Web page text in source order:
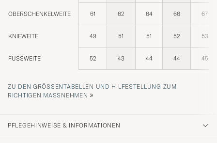
OBERSCHENKELWEITE 61 62 64 66 67
KNIEWEITE 49 51 51 52 53
FUSSWEITE 52 43 44 44 45
ZU DEN GRÖSSENTABELLEN UND HILFESTELLUNG ZUM R
ICHTIGEN MASSNEHMEN
»
PFLEGEHINWEISE & INFORMATIONEN